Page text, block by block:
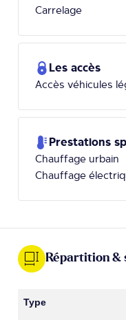
Carrelage
Les accès
Accès véhicules
Prestations
Chauffage urbain
Chauffage
Répartition &